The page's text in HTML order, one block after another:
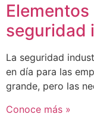
seguridad
La seguridad
en día para las
grande, pero las
Conoce más »